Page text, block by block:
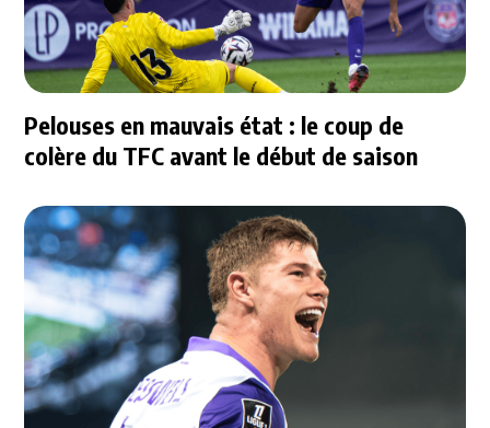
Pelouses en mauvais état : le coup de
colère du TFC avant le début de saison